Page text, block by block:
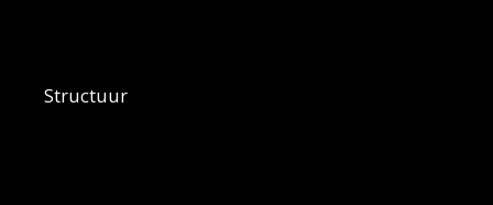
Structuur